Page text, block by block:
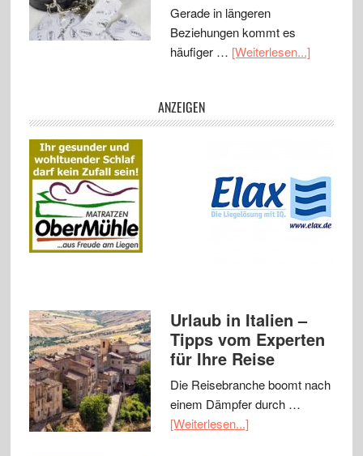
Gerade in längeren
Beziehungen kommt es
häufiger … [Weiterlesen...]
ANZEIGEN
Urlaub in Italien –
Tipps vom Experten
für Ihre Reise
Die Reisebranche boomt nach
einem Dämpfer durch …
[Weiterlesen...]